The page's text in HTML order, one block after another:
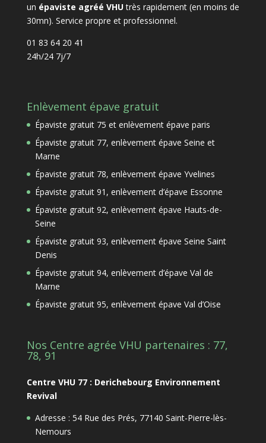
un épaviste agréé VHUtrès rapidement (en moins de
30mn). Service propre et professionnel.
01 83 64 20 41
24h/24 7j/7
Enlèvement épave gratuit
Épaviste gratuit 75 et enlèvement épave paris
Épaviste gratuit 77, enlèvement épave Seine et
Marne
Épaviste gratuit 78, enlèvement épave Yvelines
Épaviste gratuit 91, enlèvement d’épave Essonne
Épaviste gratuit 92, enlèvement épave Hauts-de-
Seine
Épaviste gratuit 93, enlèvement épave Seine Saint
Denis
Épaviste gratuit 94, enlèvement d’épave Val de
Marne
Épaviste gratuit 95, enlèvement épave Val d’Oise
Nos Centre agrée VHU partenaires : 77,
78, 91
Centre VHU 77 : Derichebourg Environnement
Revival
Adresse : 54 Rue des Prés, 77140 Saint-Pierre-lès-
Nemours